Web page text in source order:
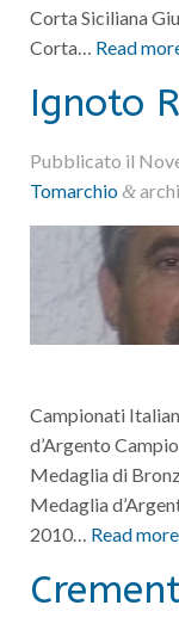
Corta Siciliana
Corta… Read
Ignoto
Pubblicato il
Tomarchio&
Campionati
d’Argento
Medaglia di
Medaglia
2010… Read